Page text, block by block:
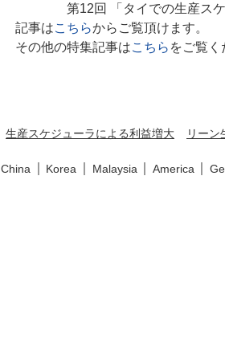
第12回 「タイでの生産スケ
記事はこちらからご覧頂けます。
その他の特集記事はこちら をご覧く
生産スケジューラによる利益増大 リーン
China Korea Malaysia America